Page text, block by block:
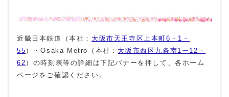
近畿日本鉄道（本社： 大阪市天王寺区上本町6－1－
55 ）・Osaka Metro（本社： 大阪市西区九条南1ー12－
62 ）の時刻表等の詳細は下記バナーを押して、各ホーム
ページをご確認ください。